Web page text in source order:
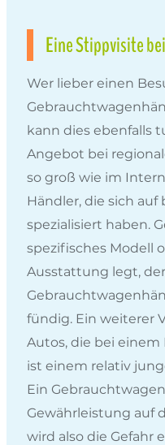
Eine Stippvisite
Wer lieber einen
kann dies ebenfalls
Angebot bei
so groß wie im
Händler, die sich auf
spezialisiert haben.
spezifisches Modell
Ausstattung legt,
fündig. Ein weiterer
Autos, die bei
ist einem relativ
Ein
Gewährleistung auf
wird also die Gefahr